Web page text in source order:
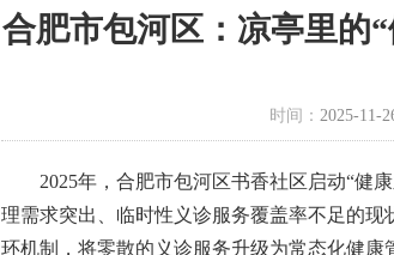
合肥市包河区：凉亭里的
时间： 2025-11-
2025年，合肥市包河区书香社区启动“健
理需求突出、临时性义诊服务覆盖率不足的
环机制，将零散的义诊服务升级为常态化健